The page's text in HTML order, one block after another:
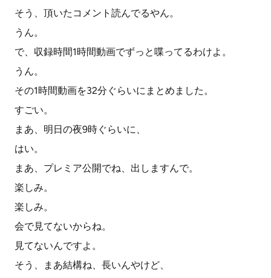
そう、頂いたコメント読んでるやん。
うん。
で、収録時間1時間動画でずっと喋ってるわけよ。
うん。
その1時間動画を32分ぐらいにまとめました。
すごい。
まあ、明日の夜9時ぐらいに、
はい。
まあ、プレミア公開でね、出しますんで。
楽しみ。
楽しみ。
会で見てないからね。
見てないんですよ。
そう、まあ結構ね、長いんやけど、